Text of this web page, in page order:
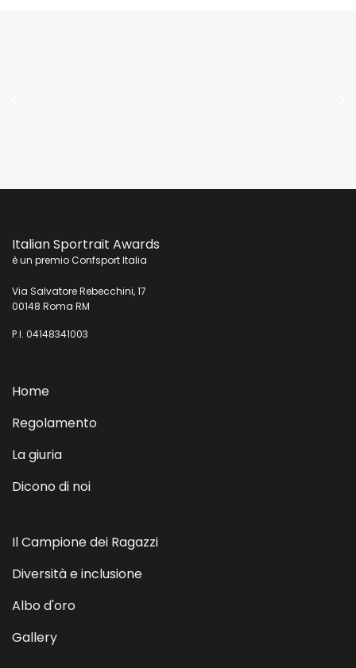
Italian Sportrait Awards
è un premio Confsport Italia
Via Salvatore Rebecchini, 17
00148 Roma RM
P.I. 04148341003
Home
Regolamento
La giuria
Dicono di noi
Il Campione dei Ragazzi
Diversità e inclusione
Albo d'oro
Gallery